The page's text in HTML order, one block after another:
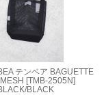
テンベア BAGUETTE
[TMB-2505N]
BLACK